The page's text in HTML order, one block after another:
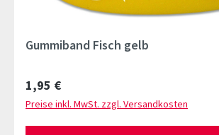
Gummiband Fisch gelb
Regulärer Preis:
1,95 €
Preise inkl. MwSt. zzgl. Versandkosten